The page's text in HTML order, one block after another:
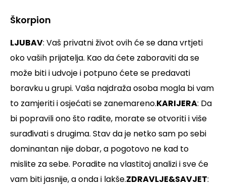
Škorpion
LJUBAV: Vaš privatni život ovih će se dana vrtjeti
oko vaših prijatelja. Kao da ćete zaboraviti da se
može biti i udvoje i potpuno ćete se predavati
boravku u grupi. Vaša najdraža osoba mogla bi vam
to zamjeriti i osjećati se zanemareno.KARIJERA: Da
bi popravili ono što radite, morate se otvoriti i više
surađivati s drugima. Stav da je netko sam po sebi
dominantan nije dobar, a pogotovo ne kad to
mislite za sebe. Poradite na vlastitoj analizi i sve će
vam biti jasnije, a onda i lakše.ZDRAVLJE&SAVJET: